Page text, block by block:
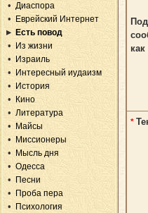
Диаспора
Еврейский Интернет
Есть повод
Из жизни
Израиль
Интересный иудаизм
История
Кино
Литература
Майсы
Миссионеры
Мысль дня
Одесса
Песни
Проба пера
Психология
как
*